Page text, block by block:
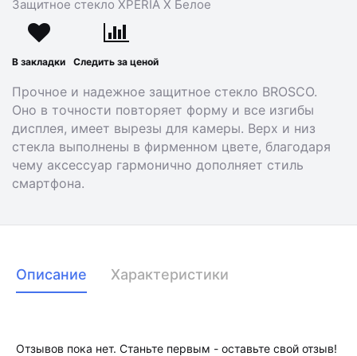
Защитное стекло XPERIA X Белое
В закладки Следить за ценой
Прочное и надежное защитное стекло BROSCO.
Оно в точности повторяет форму и все изгибы
дисплея, имеет вырезы для камеры. Верх и низ
стекла выполнены в фирменном цвете, благодаря
чему аксессуар гармонично дополняет стиль
смартфона.
Описание Характеристики
Отзывов пока нет. Станьте первым - оставьте свой отзыв!